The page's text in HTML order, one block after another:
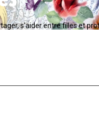
s'aider entre filles et